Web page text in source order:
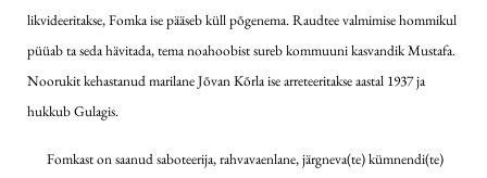
likvideeritakse, Fomka ise pääseb küll põgenema. Raudtee valmimise hommikul
püüab ta seda hävitada, tema noahoobist sureb kommuuni kasvandik Mustafa.
Noorukit kehastanud marilane Jõvan Kõrla ise arreteeritakse aastal 1937 ja
hukkub Gulagis.
Fomkast on saanud saboteerija, rahvavaenlane, järgneva(te) kümnendi(te)